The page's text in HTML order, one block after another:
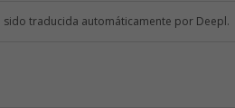
sido traducida automáticamente por Deepl.